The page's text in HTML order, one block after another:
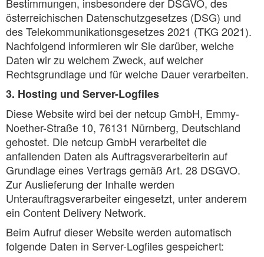
österreichischen Datenschutzgesetzes (DSG) und
des Telekommunikationsgesetzes 2021 (TKG 2021).
Nachfolgend informieren wir Sie darüber, welche
Daten wir zu welchem Zweck, auf welcher
Rechtsgrundlage und für welche Dauer verarbeiten.
3. Hosting und Server-Logfiles
Diese Website wird bei der netcup GmbH, Emmy-
Noether-Straße 10, 76131 Nürnberg, Deutschland
gehostet. Die netcup GmbH verarbeitet die
anfallenden Daten als Auftragsverarbeiterin auf
Grundlage eines Vertrags gemäß Art. 28 DSGVO.
Zur Auslieferung der Inhalte werden
Unterauftragsverarbeiter eingesetzt, unter anderem
ein Content Delivery Network.
Beim Aufruf dieser Website werden automatisch
folgende Daten in Server-Logfiles gespeichert: